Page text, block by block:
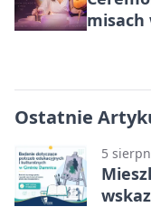
misach
Ostatnie
5